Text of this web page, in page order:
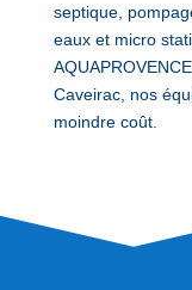
septique,
eaux et micro
Caveirac, nos
moindre coût.